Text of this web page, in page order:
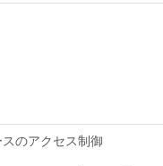
のアクセス制御